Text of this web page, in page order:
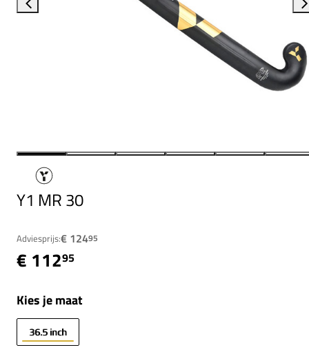
Y1 MR 30
Adviesprijs:€ 12495
€ 11295
Kies je maat
36.5 inch